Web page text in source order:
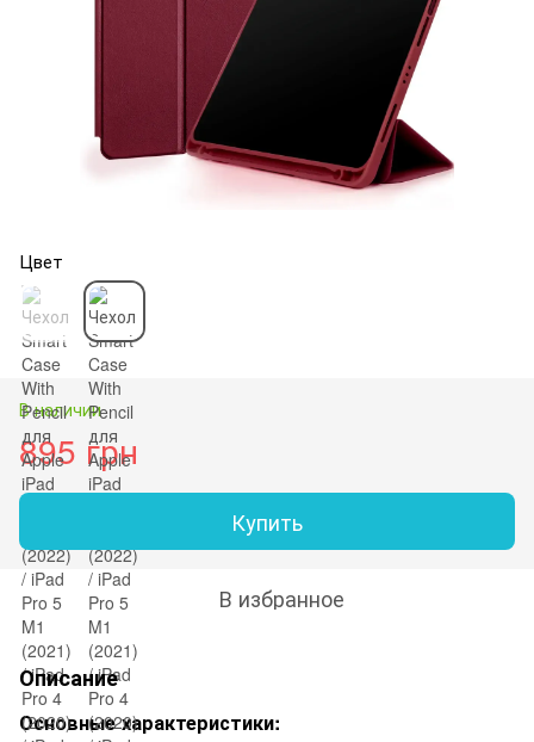
Цвет
В наличии
895 грн
Купить
В избранное
Описание
Основные характеристики: